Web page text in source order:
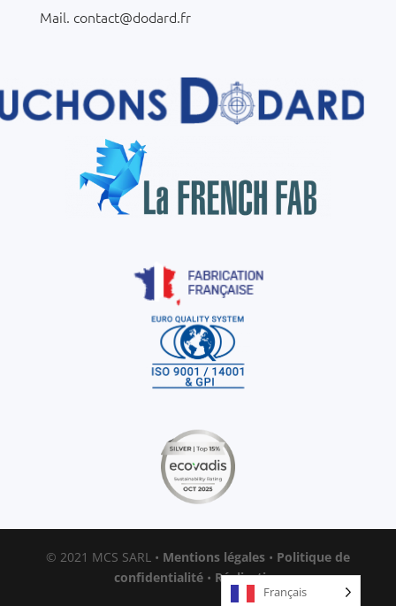
Mail. contact@dodard.fr
© 2021 MCS SARL • Mentions légales• Politique de
confidentialité• Réalisation
Français